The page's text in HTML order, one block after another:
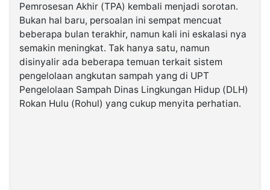
Kabarbaru.co
2026
Kabarbaru
Media
Pemrosesan Akhir (TPA) kembali menjadi sorotan.
Bukan hal baru, persoalan ini sempat mencuat
beberapa bulan terakhir, namun kali ini eskalasi nya
semakin meningkat. Tak hanya satu, namun
disinyalir ada beberapa temuan terkait sistem
pengelolaan angkutan sampah yang di UPT
Pengelolaan Sampah Dinas Lingkungan Hidup (DLH)
Rokan Hulu (Rohul) yang cukup menyita perhatian.